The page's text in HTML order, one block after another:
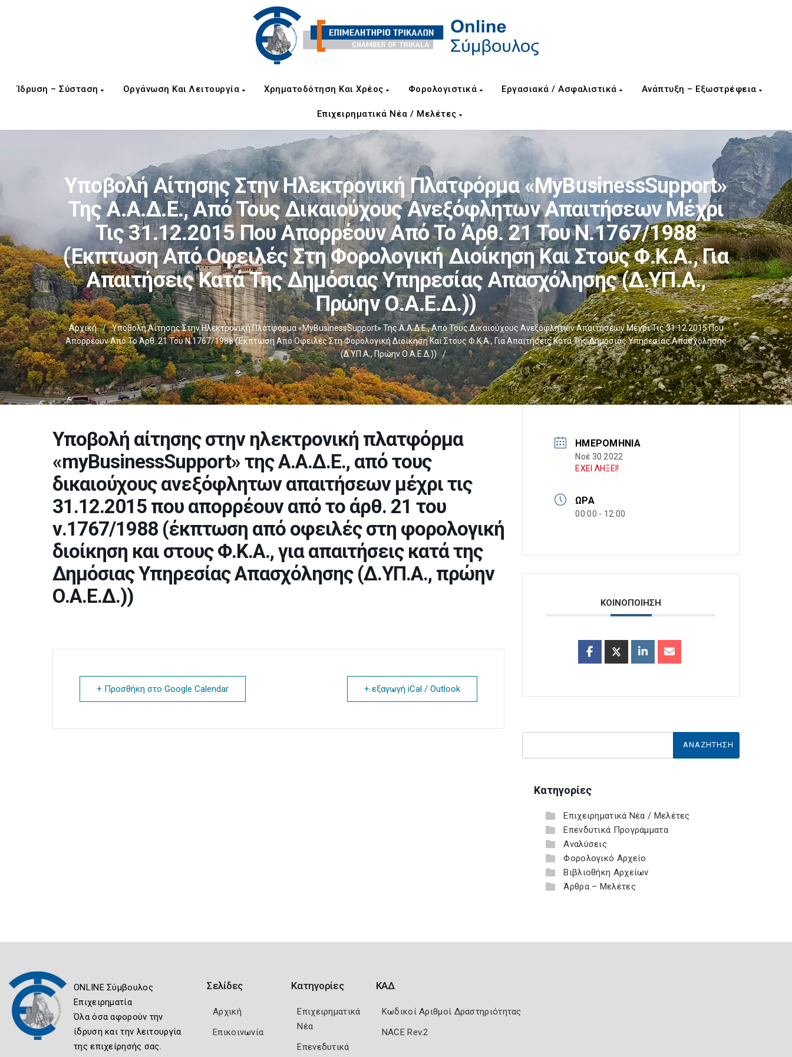
Ίδρυση – Σύσταση Οργάνωση Και Λειτουργία Χρηματοδότηση Και Χρέος Φορολογιστικά Εργασιακά / Ασφαλιστικά Ανάπτυξη – Εξωστρέφεια
Επιχειρηματικά Νέα / Μελέτες
Υποβολή Αίτησης Στην Ηλεκτρονική Πλατφόρμα «myBusinessSupport»
Της Α.Α.Δ.Ε., Από Τους Δικαιούχους Ανεξόφλητων Απαιτήσεων Μέχρι
Τις 31.12.2015 Που Απορρέουν Από Το Άρθ. 21 Του Ν.1767/1988
(έκπτωση Από Οφειλές Στη Φορολογική Διοίκηση Και Στους Φ.Κ.Α., Για
Απαιτήσεις Κατά Της Δημόσιας Υπηρεσίας Απασχόλησης (Δ.ΥΠ.Α.,
Πρώην Ο.Α.Ε.Δ.))
Αρχική /
Υποβολή Αίτησης Στην Ηλεκτρονική Πλατφόρμα «myBusinessSupport» Της Α.Α.Δ.Ε., Από Τους Δικαιούχους Ανεξόφλητων Απαιτήσεων Μέχρι Τις 31.12.2015 Που
Απορρέουν Από Το Άρθ. 21 Του Ν.1767/1988 (έκπτωση Από Οφειλές Στη Φορολογική Διοίκηση Και Στους Φ.Κ.Α., Για Απαιτήσεις Κατά Της Δημόσιας Υπηρεσίας Απασχόλησης
(Δ.ΥΠ.Α., Πρώην Ο.Α.Ε.Δ.))
/
Υποβολή αίτησης στην ηλεκτρονική πλατφόρμα
«myBusinessSupport» της Α.Α.Δ.Ε., από τους
δικαιούχους ανεξόφλητων απαιτήσεων μέχρι τις
31.12.2015 που απορρέουν από το άρθ. 21 του
ν.1767/1988 (έκπτωση από οφειλές στη φορολογική
διοίκηση και στους Φ.Κ.Α., για απαιτήσεις κατά της
Δημόσιας Υπηρεσίας Απασχόλησης (Δ.ΥΠ.Α., πρώην
Ο.Α.Ε.Δ.))
+ Προσθήκη στο Google Calendar + εξαγωγή iCal / Outlook
ΗΜΕΡΟΜΗΝΊΑ
Νοέ 30 2022
ΕΧΕΙ ΛΗΞΕΙ!
ΏΡΑ
00:00 - 12:00
ΚΟΙΝΟΠΟΙΗΣΗ
Κατηγορίες
Επιχειρηματικά Νέα / Μελέτες
Επενδυτικά Προγράμματα
Αναλύσεις
Φορολογικό Αρχείο
Βιβλιοθήκη Αρχείων
Άρθρα – Μελέτες
ONLINE Σύμβουλος
Επιχειρηματία
Όλα όσα αφορούν την
ίδρυση και την λειτουργία
της επιχείρησής σας.
Σελίδες
Αρχική
Επικοινωνία
Κατηγορίες
Επιχειρηματικά
Νέα
Επενεδυτικά
ΚΑΔ
Κωδικοί Αριθμοί Δραστηριότητας
NACE Rev.2